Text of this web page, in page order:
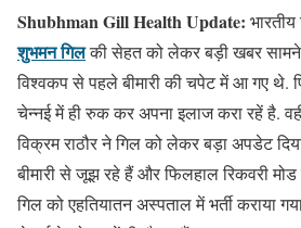
Shubhman Gill Health Update:
शुभमन गिलकी सेहत को लेकर बड़ी खबर
विश्वकप से पहले बीमारी की चपेट में आ गए थे.
चेन्नई में ही रुक कर अपना इलाज करा रहें है.
विक्रम राठौर ने गिल को लेकर बड़ा अपडेट
बीमारी से जूझ रहे हैं और फिलहाल रिकवरी
गिल को एहतियातन अस्पताल में भर्ती कराया